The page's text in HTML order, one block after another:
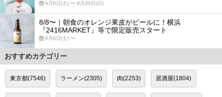
8月8日(土) 〜 8月30日(日)
8/8〜｜朝食のオレンジ果皮がビールに！横浜
『2416MARKET』等で限定販売スタート
8月8日(土) 〜
おすすめカテゴリー
東京都(7546) ラーメン(2305) 肉(2253) 居酒屋(1804)